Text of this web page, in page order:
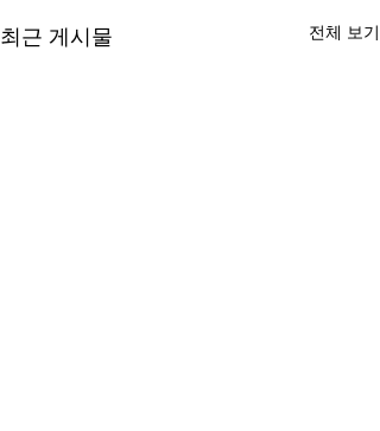
최근 게시물 전체 보기